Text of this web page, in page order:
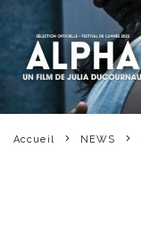
Accueil NEWS